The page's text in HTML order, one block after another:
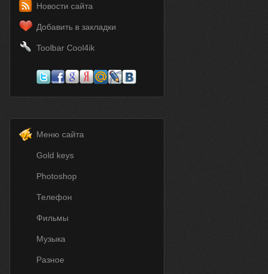
Новости сайта
Добавить в закладки
Toolbar Cool4ik
Меню сайта
Gold keys
Photoshop
Телефон
Фильмы
Музыка
Разное